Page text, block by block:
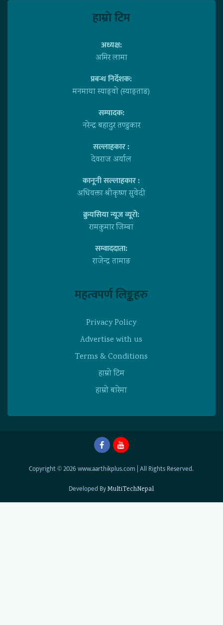
हाम्राे टिम
अध्यक्ष:
अमिर लामा
प्रबन्ध निर्देशक:
मनमाया स्याङ्वाे (स्याङ्ताङ)
सम्पादक:
नरेन्द्र बहादुर तण्डुकार
सल्लाहकार :
देवराज अर्याल
कानूनी सल्लाहकार :
अधिवक्ता श्रीकृष्ण सुवेदी
क्रुयसिया न्यूज व्यूराे:
रामकुमार जिम्बा
सम्वाददाता:
राजेन्द्र तामाङ
महत्वपर्ण लिङ्कहरु
Privacy Policy
Advertise with us
Terms & Conditions
हाम्राे टिम
हाम्राे बारेमा
Copyright © 2026 www.aarthikplus.com | All Rights Reserved.
Developed ByMultiTechNepal